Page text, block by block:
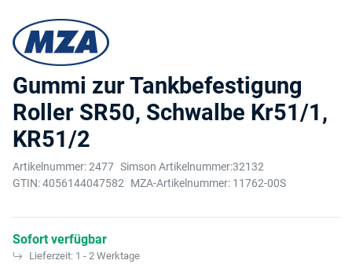
Gummi zur Tankbefestigung
Roller SR50, Schwalbe Kr51/1,
KR51/2
Artikelnummer:2477 Simson Artikelnummer:32132
GTIN:4056144047582 MZA-Artikelnummer: 11762-00S
Sofort verfügbar
Lieferzeit: 1 - 2 Werktage